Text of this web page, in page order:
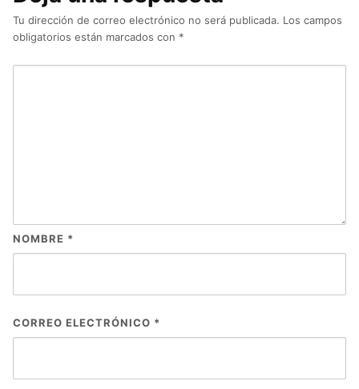
Tu dirección de correo electrónico no será publicada. Los campos
obligatorios están marcados con *
NOMBRE *
CORREO ELECTRÓNICO *